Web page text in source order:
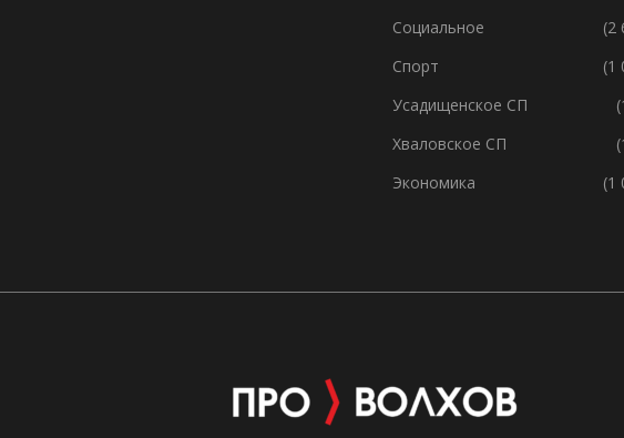
Социальное
(2
Спорт
(1
Усадищенское СП
Хваловское СП
Экономика
(1